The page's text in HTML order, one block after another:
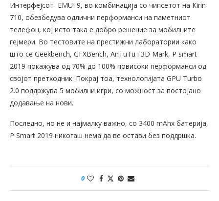
Интерфејсот EMUI 9, во комбинација со чипсетот на Кirin
710, обезбедува одлични перформанси на паметниот
телефон, кој исто така е добро решение за мобилните
гејмери. Во тестовите на престижни лаборатории како
што се Geekbench, GFXBench, AnTuTu i 3D Mark, P smart
2019 покажува од 70% до 100% повисоки перформанси од
својот претходник. Покрај тоа, технологијата GPU Turbo
2.0 поддржува 5 мобилни игри, со можност за постојано
додавање на нови.
Последно, но не и најмалку важно, со 3400 mAhх батерија,
P Smart 2019 никогаш нема да ве остави без поддршка.
0